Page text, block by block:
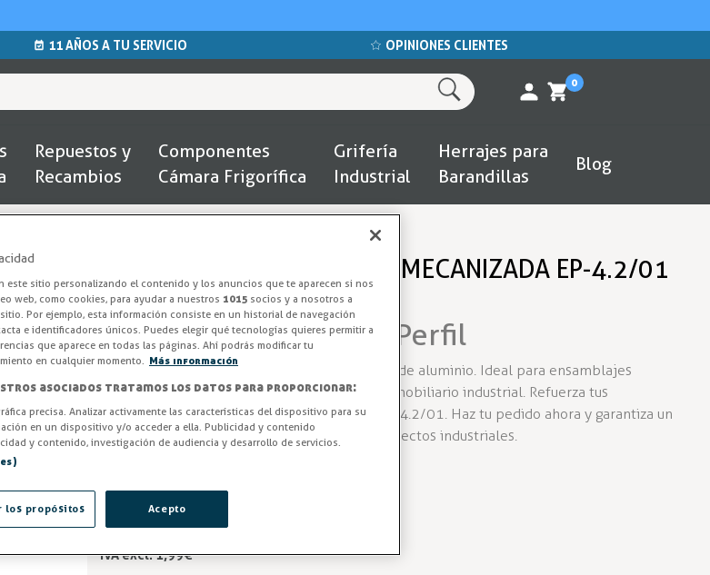
11 AÑOS A TU SERVICIO OPINIONES CLIENTES
0
Repuestos y
Recambios
Componentes
Cámara Frigorífica
Grifería
Industrial
Herrajes para
Barandillas
Blog
ESCUADRA PARA PERFILES MECANIZADA EP-4.2/01
Escuadra Mecanizada Perfil
Escuadra mecanizada EP-4.2/01 para perfiles de aluminio. Ideal para ensamblajes
resistentes en puertas de vitrina expositora y mobiliario industrial. Refuerza tus
instalaciones con la Escuadra para Perfiles EP-4.2/01. Haz tu pedido ahora y garantiza un
ensamblaje seguro y profesional para tus proyectos industriales.
2,41 €
IVA excl. 1,99€
este sitio personalizando el contenido y los anuncios que te aparecen si nos
web, como cookies, para ayudar a nuestros 1015 socios y a nosotros a
Por ejemplo, esta información consiste en un historial de navegación
e identificadores únicos. Puedes elegir qué tecnologías quieres permitir a
que aparece en todas las páginas. Ahí podrás modificar tu
en cualquier momento. Más información
asociados tratamos los datos para proporcionar:
precisa. Analizar activamente las características del dispositivo para su
en un dispositivo y/o acceder a ella. Publicidad y contenido
y contenido, investigación de audiencia y desarrollo de servicios.
Acepto
los propósitos